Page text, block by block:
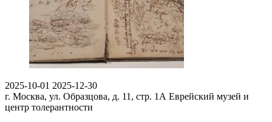
2025-10-01 2025-12-30
г. Москва, ул. Образцова, д. 11, стр. 1А Еврейский музей и
центр толерантности